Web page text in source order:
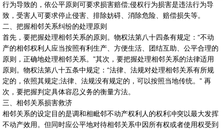
行为导致的，依公平原则可要求损害赔偿;侵权行为损害是违法行为导
致，受害人可要求停止侵害、排除妨碍、消除危险、赔偿损失等。
二、把握相邻关系纠纷的处理原则
首先，要把握处理相邻关系的原则。物权法第八十四条有规定：“不动
产的相邻权利人应当按照有利生产、方便生活、团结互助、公平合理的
原则，正确地处理相邻关系。”其次，要把握处理相邻关系的法律适用
原则。物权法第八十五条中规定：“法律、法规对处理相邻关系有所规
定的，依照其规定;法律、法规没有规定的，可以按照当地传统。” 再
次，要把握判定具体容忍义务的衡量方法。
三、相邻关系损害救济
相邻关系的设定目的是调和相毗邻不动产权利人的权利冲突以最大发挥
不动产效用。但同时应公平地对待相邻关系中因所有权或者使用权受到